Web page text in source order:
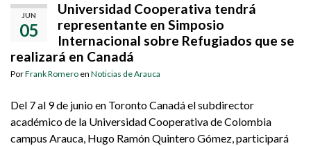
JUN
05
Universidad Cooperativa tendrá
representante en Simposio
Internacional sobre Refugiados que se
realizará en Canadá
PorFrank Romero en Noticias de Arauca
Del 7 al 9 de junio en Toronto Canadá el subdirector
académico de la Universidad Cooperativa de Colombia
campus Arauca, Hugo Ramón Quintero Gómez, participará